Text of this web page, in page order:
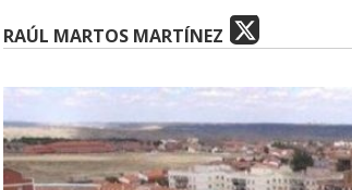
RAÚL MARTOS MARTÍNEZ